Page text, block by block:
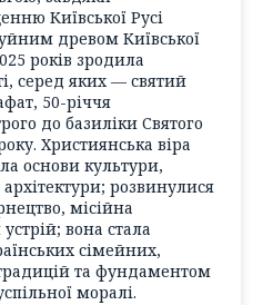
Київської Русі
древом Київської
років зродила
серед яких — святий
50-річчя
до базиліки Святого
Християнська віра
основи культури,
розвинулися
місійна
вона стала
сімейних,
та фундаментом
моралі.